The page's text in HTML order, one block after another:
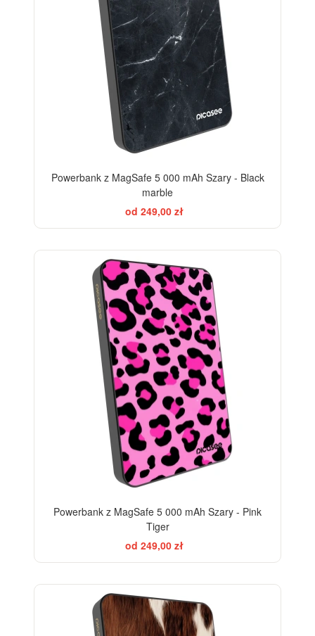
Powerbank z MagSafe 5 000 mAh Szary - Black
marble
od 249,00 zł
Powerbank z MagSafe 5 000 mAh Szary - Pink
Tiger
od 249,00 zł